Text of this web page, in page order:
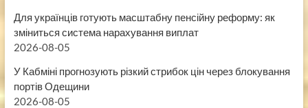
Для українців готують масштабну пенсійну реформу: як
зміниться система нарахування виплат
2026-08-05
У Кабміні прогнозують різкий стрибок цін через блокування
портів Одещини
2026-08-05